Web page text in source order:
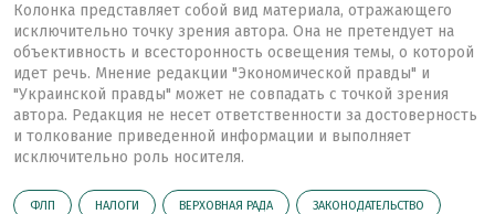
Колонка представляет собой вид материала, отражающего
исключительно точку зрения автора. Она не претендует на
объективность и всесторонность освещения темы, о которой
идет речь. Мнение редакции "Экономической правды" и
"Украинской правды" может не совпадать с точкой зрения
автора. Редакция не несет ответственности за достоверность
и толкование приведенной информации и выполняет
исключительно роль носителя.
ФЛП НАЛОГИ ВЕРХОВНАЯ РАДА ЗАКОНОДАТЕЛЬСТВО